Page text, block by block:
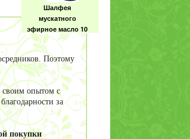
Шалфея
мускатного
эфирное масло 10
мл
Розмарина масло
эфирное
(розмариновое) 10
мл
Поэтому
своим опытом с
за
покупки